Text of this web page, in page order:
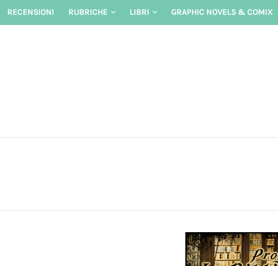
Skip
RECENSIONI RUBRICHE LIBRI GRAPHIC NOVELS & COMIX